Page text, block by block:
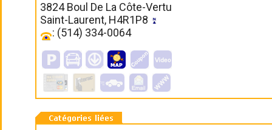
3824 Boul De La Côte-Vertu
Saint-Laurent, H4R1P8
: (514) 334-0064